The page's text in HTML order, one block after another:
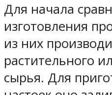
Для начала
изготовления
из них
растительного
сырья. Для